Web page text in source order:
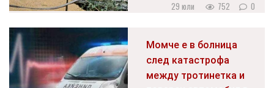
29 юли 752 0
Момче е в болница
след катастрофа
между тротинетка и